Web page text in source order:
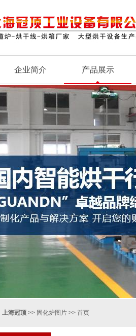
企业简介 产品展示
上海冠顶 >> 固化炉图片 >> 首页